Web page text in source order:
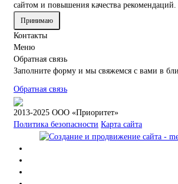
сайтом и повышения качества рекомендаций.
Принимаю
Контакты
Меню
Обратная связь
Заполните форму и мы свяжемся с вами в
Обратная связь
2013-2025 ООО «Приоритет»
Политика безопасности Карта сайта